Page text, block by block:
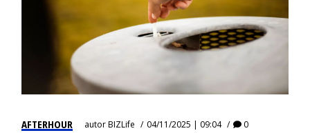
AFTERHOUR autorBIZLife 04/11/2025 | 09:04 0